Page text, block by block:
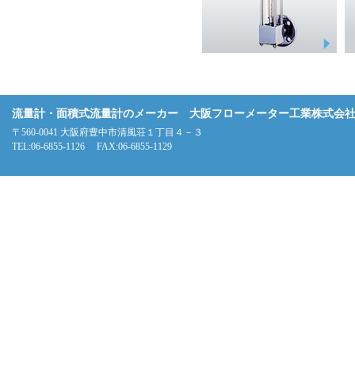
流量計・面積式流量計のメーカー 大阪フローメーター工業株式会社
〒560-0041 大阪府豊中市清風荘１丁目４－３
TEL:06-6855-1126 FAX:06-6855-1129